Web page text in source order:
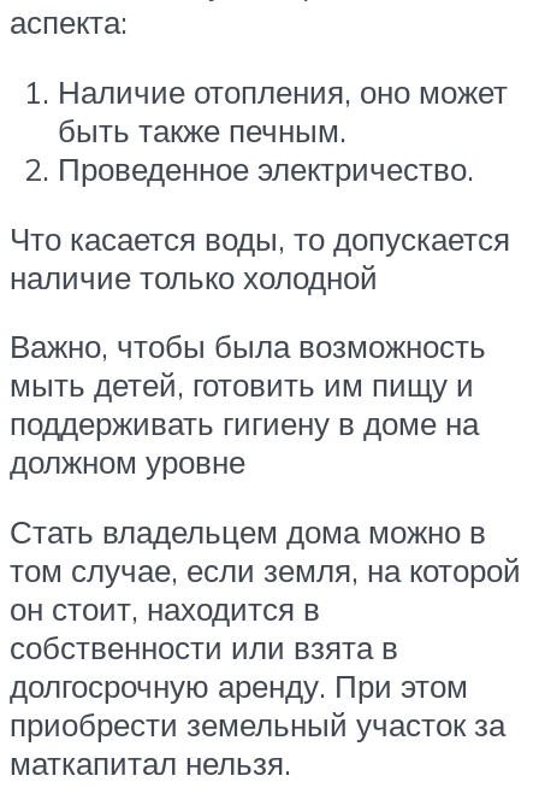
аспекта:
Наличие отопления, оно может
быть также печным.
Проведенное электричество.
Что касается воды, то допускается
наличие только холодной
Важно, чтобы была возможность
мыть детей, готовить им пищу и
поддерживать гигиену в доме на
должном уровне
Стать владельцем дома можно в
том случае, если земля, на которой
он стоит, находится в
собственности или взята в
долгосрочную аренду. При этом
приобрести земельный участок за
маткапитал нельзя.